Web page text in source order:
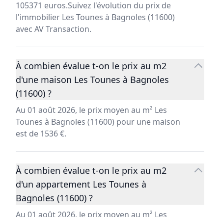
105371 euros.Suivez l'évolution du prix de
l'immobilier Les Tounes à Bagnoles (11600)
avec AV Transaction.
À combien évalue t-on le prix au m2
d'une maison Les Tounes à Bagnoles
(11600) ?
Au 01 août 2026, le prix moyen au m² Les
Tounes à Bagnoles (11600) pour une maison
est de 1536 €.
À combien évalue t-on le prix au m2
d'un appartement Les Tounes à
Bagnoles (11600) ?
Au 01 août 2026, le prix moyen au m² Les